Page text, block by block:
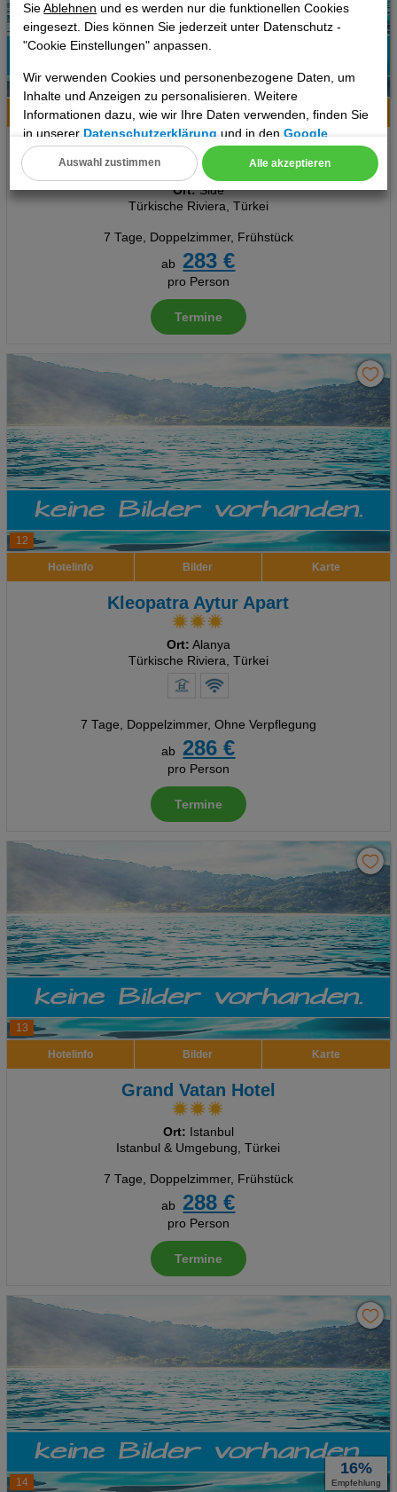
SieAblehnen und es werden nur die funktionellen Cookies
eingesezt. Dies können Sie jederzeit unter Datenschutz -
"Cookie Einstellungen" anpassen.
Wir verwenden Cookies und personenbezogene Daten, um
Inhalte und Anzeigen zu personalisieren. Weitere
Informationen dazu, wie wir Ihre Daten verwenden, finden Sie
in unsererDatenschutzerklärung und in denGoogle
Datenschutz- und Nutzungsbedingungen
Cookie Einstellungen
Technische Cookies
Erweiterte Einstellungen
Alle akzeptieren
Auswahl zustimmen
77%
Empfehlung
Hotelinfo Bilder Karte
Orient Apart Otel
Ort:Side
Türkische Riviera, Türkei
7 Tage, Doppelzimmer, Frühstück
ab
283 €
pro Person
Termine
12
Hotelinfo Bilder Karte
Kleopatra Aytur Apart
Ort: Alanya
Türkische Riviera, Türkei
7 Tage, Doppelzimmer, Ohne Verpflegung
ab
286 €
pro Person
Termine
13
Hotelinfo Bilder Karte
Grand Vatan Hotel
Ort: Istanbul
Istanbul & Umgebung, Türkei
7 Tage, Doppelzimmer, Frühstück
ab
288 €
pro Person
Termine
14
16%
Empfehlung